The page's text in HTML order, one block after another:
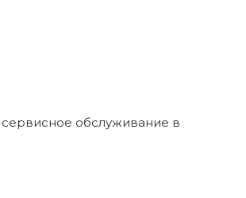
обслуживание в